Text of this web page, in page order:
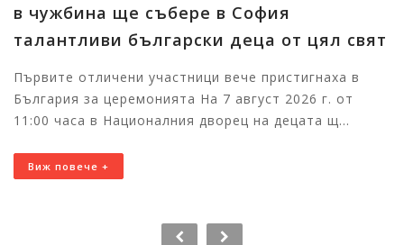
в чужбина ще събере в София
талантливи български деца от цял свят
Първите отличени участници вече пристигнаха в
България за церемонията На 7 август 2026 г. от
11:00 часа в Националния дворец на децата щ...
Виж повече +